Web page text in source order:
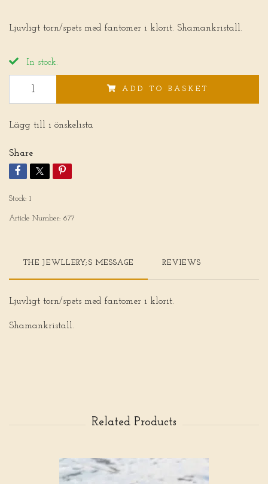
Ljuvligt torn/spets med fantomer i klorit. Shamankristall.
In stock.
ADD TO BASKET
Lägg till i önskelista
Share
Stock: 1
Article Number: 677
THE JEWLLERY;S MESSAGE REVIEWS
Ljuvligt torn/spets med fantomer i klorit.
Shamankristall.